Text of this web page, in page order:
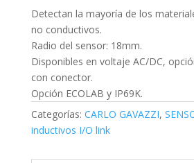
Detectan la mayoría de los
no conductivos.
Radio del sensor: 18mm.
Disponibles en voltaje AC/DC,
con conector.
Opción ECOLAB y IP69K.
Categorías: CARLO GAVAZZI,
inductivos I/O link